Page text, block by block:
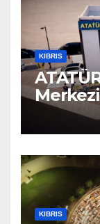
KIBRIS
Birlikte
KIBRIS